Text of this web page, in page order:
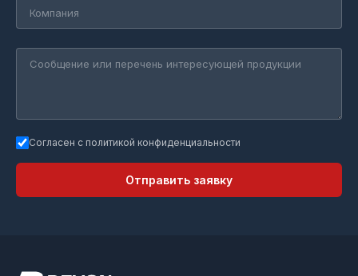
Согласен с политикой конфиденциальности
Отправить заявку